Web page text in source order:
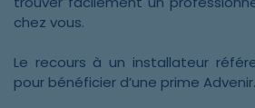
chez vous.
Le recours à un installateur
pour bénéficier d’une prime Advenir.